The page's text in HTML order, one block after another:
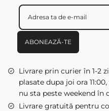
sticle
mix
3
arome
ABONEAZĂ-TE
Livrare prin curier în 1-2
plasate dupa joi ora
nu sta peste weekend în
Livrare gratuită pentru